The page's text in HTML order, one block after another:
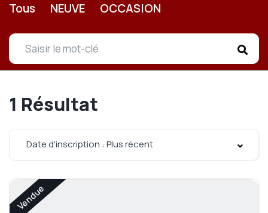
Tous NEUVE OCCASION
1 Résultat
Date d'inscription : Plus récent
Vendue